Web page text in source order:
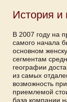
История и
В 2007 году на
самого начала
основном
сегментам
географии
из самых
возможность
приемлемой
база компании